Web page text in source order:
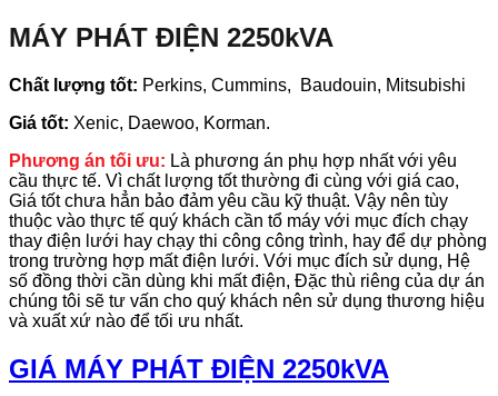
MÁY PHÁT ĐIỆN 2250kVA
Chất lượng tốt: Perkins, Cummins, Baudouin, Mitsubishi
Giá tốt: Xenic, Daewoo, Korman.
Phương án tối ưu: Là phương án phụ hợp nhất với yêu
cầu thực tế. Vì chất lượng tốt thường đi cùng với giá cao,
Giá tốt chưa hẳn bảo đảm yêu cầu kỹ thuật. Vậy nên tùy
thuộc vào thực tế quý khách cần tổ máy với mục đích chạy
thay điện lưới hay chạy thi công công trình, hay để dự phòng
trong trường hợp mất điện lưới. Với mục đích sử dụng, Hệ
số đồng thời cần dùng khi mất điện, Đặc thù riêng của dự án
chúng tôi sẽ tư vấn cho quý khách nên sử dụng thương hiệu
và xuất xứ nào để tối ưu nhất.
GIÁ MÁY PHÁT ĐIỆN 2250kVA